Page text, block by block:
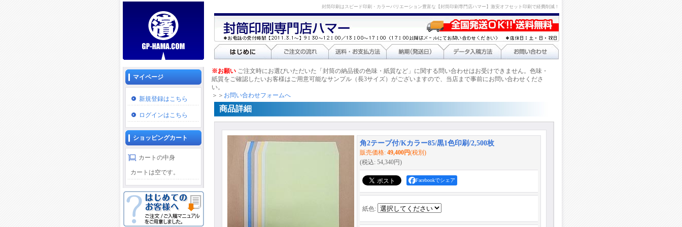
封筒印刷はスピード印刷・カラーバリエーション豊富な【封筒印刷専門店ハマー】激安オフセット印刷で経費削減！
マイページ
新規登録はこちら
ログインはこちら
ショッピングカート
カートの中身
カートは空です。
※お願い ご注文時にお選びいただいた「封筒の納品後の色味・紙質など」に関する問い合わせはお受けできません。色味・
紙質をご確認したいお客様はご用意可能なサンプル（長3サイズ）がございますので、当店まで事前にお問い合わせくださ
い。
＞＞ お問い合わせフォームへ
商品詳細
角2テープ付/Kカラー85/黒1色印刷/2,500枚
販売価格: 49,400円(税別)
(税込: 54,340円)
Facebookでシェア
紙色: